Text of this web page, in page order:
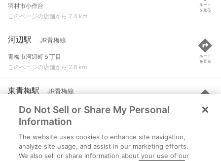
羽村市小作台
このページの店舗から 2.4 km
ルート
を見る
河辺駅 JR青梅線
青梅市河辺町５丁目
このページの店舗から 2.6 km
ルート
を見る
東青梅駅 JR青梅線
青梅市東青梅１丁目
このページの店舗から 3.4 km
ルート
を見る
羽村駅 JR青梅線
羽村市羽東１丁目
Do Not Sell or Share My Personal
Information
The website uses cookies to enhance site navigation,
analyze site usage, and assist in our marketing efforts.
We also sell or share information about your use of our